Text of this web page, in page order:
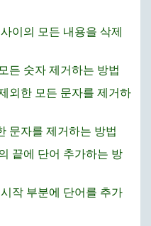
이의 모든 내용을 삭제
든 숫자 제거하는 방법
외한 모든 문자를 제거하
문자를 제거하는 방법
끝에 단어 추가하는 방
작 부분에 단어를 추가